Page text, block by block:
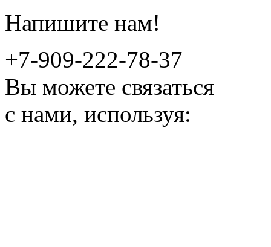
Напишите нам!
+7-909-222-78-37
Вы можете связаться
с нами, используя: